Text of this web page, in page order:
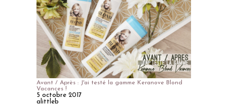
Avant / Après : J'ai testé la gamme Keranove Blond
Vacances !
5 octobre 2017
alittleb